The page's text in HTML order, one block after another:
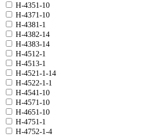
H-4351-10
H-4371-10
H-4381-1
H-4382-14
H-4383-14
H-4512-1
H-4513-1
H-4521-1-14
H-4522-1-1
H-4541-10
H-4571-10
H-4651-10
H-4751-1
H-4752-1-4